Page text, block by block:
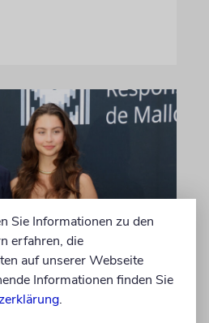
ist
Mallorcas
Sie Informationen zu den
erfahren, die
auf unserer Webseite
Informationen finden Sie
.